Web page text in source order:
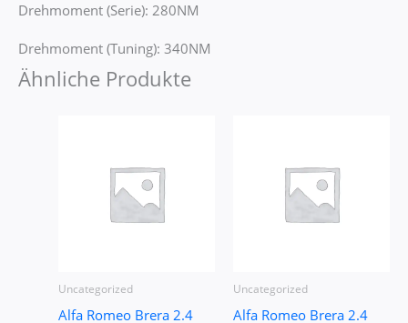
Drehmoment (Serie): 280NM
Drehmoment (Tuning): 340NM
Ähnliche Produkte
Uncategorized
Alfa Romeo Brera 2.4
Uncategorized
Alfa Romeo Brera 2.4